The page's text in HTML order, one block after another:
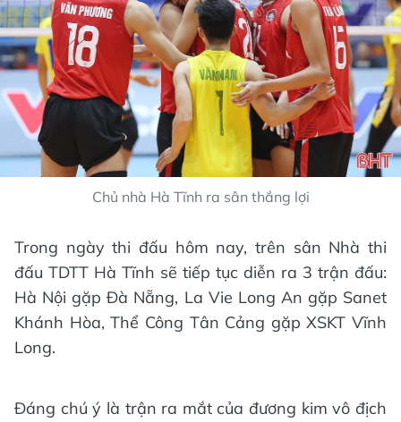
Chủ nhà Hà Tĩnh ra sân thắng lợi
Trong ngày thi đấu hôm nay, trên sân Nhà thi
đấu TDTT Hà Tĩnh sẽ tiếp tục diễn ra 3 trận đấu:
Hà Nội gặp Đà Nẵng, La Vie Long An gặp Sanet
Khánh Hòa, Thể Công Tân Cảng gặp XSKT Vĩnh
Long.
Đáng chú ý là trận ra mắt của đương kim vô địch